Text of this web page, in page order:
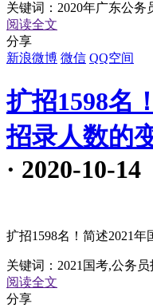
关键词： 2020年广东公务
阅读全文
分享
新浪微博 微信 QQ空间
扩招1598名
招录人数的
· 2020-10-14
扩招1598名！简述2021
关键词： 2021国考,公务
阅读全文
分享